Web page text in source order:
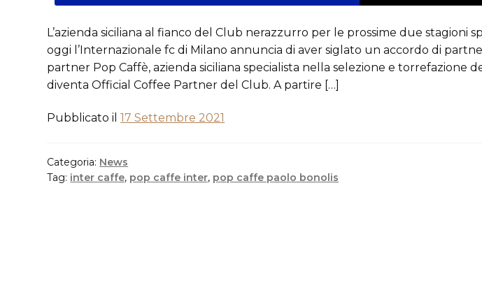
L’azienda siciliana al fianco del Club nerazzurro per le prossime due stagioni
oggi l’Internazionale fc di Milano annuncia di aver siglato un accordo di
partner Pop Caffè, azienda siciliana specialista nella selezione e torrefazione
diventa Official Coffee Partner del Club. A partire […]
Pubblicato il17 Settembre 2021
Categoria: News
Tag: inter caffe, pop caffe inter, pop caffe paolo bonolis